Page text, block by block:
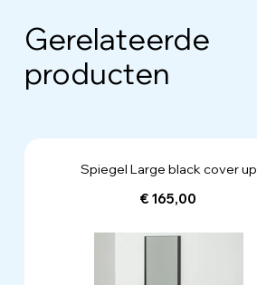
Gerelateerde
producten
Spiegel Large black cover up
€ 165,00